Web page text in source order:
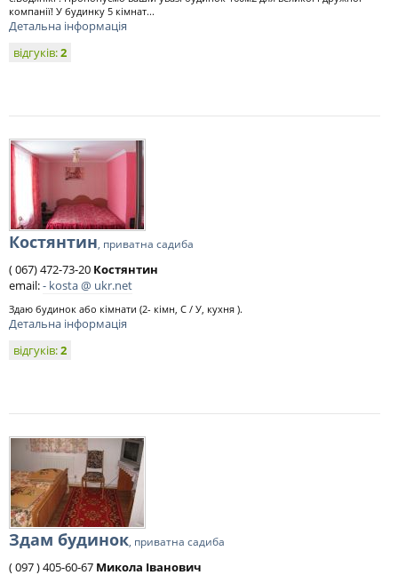
компанії! У будинку 5 кімнат...
Детальна інформація
відгуків:2
Костянтин, приватна садиба
( 067) 472-73-20 Костянтин
email:- kosta @ ukr.net
Здаю будинок або кімнати (2- кімн, С / У, кухня ).
Детальна інформація
відгуків:2
Здам будинок, приватна садиба
( 097 ) 405-60-67 Микола Іванович